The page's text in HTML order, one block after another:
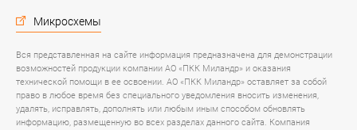
Микросхемы
Вся представленная на сайте информация предназначена для демонстрации
возможностей продукции компании АО «ПКК Миландр» и оказания
технической помощи в ее освоении. АО «ПКК Миландр» оставляет за собой
право в любое время без специального уведомления вносить изменения,
удалять, исправлять, дополнять или любым иным способом обновлять
информацию, размещенную во всех разделах данного сайта. Компания